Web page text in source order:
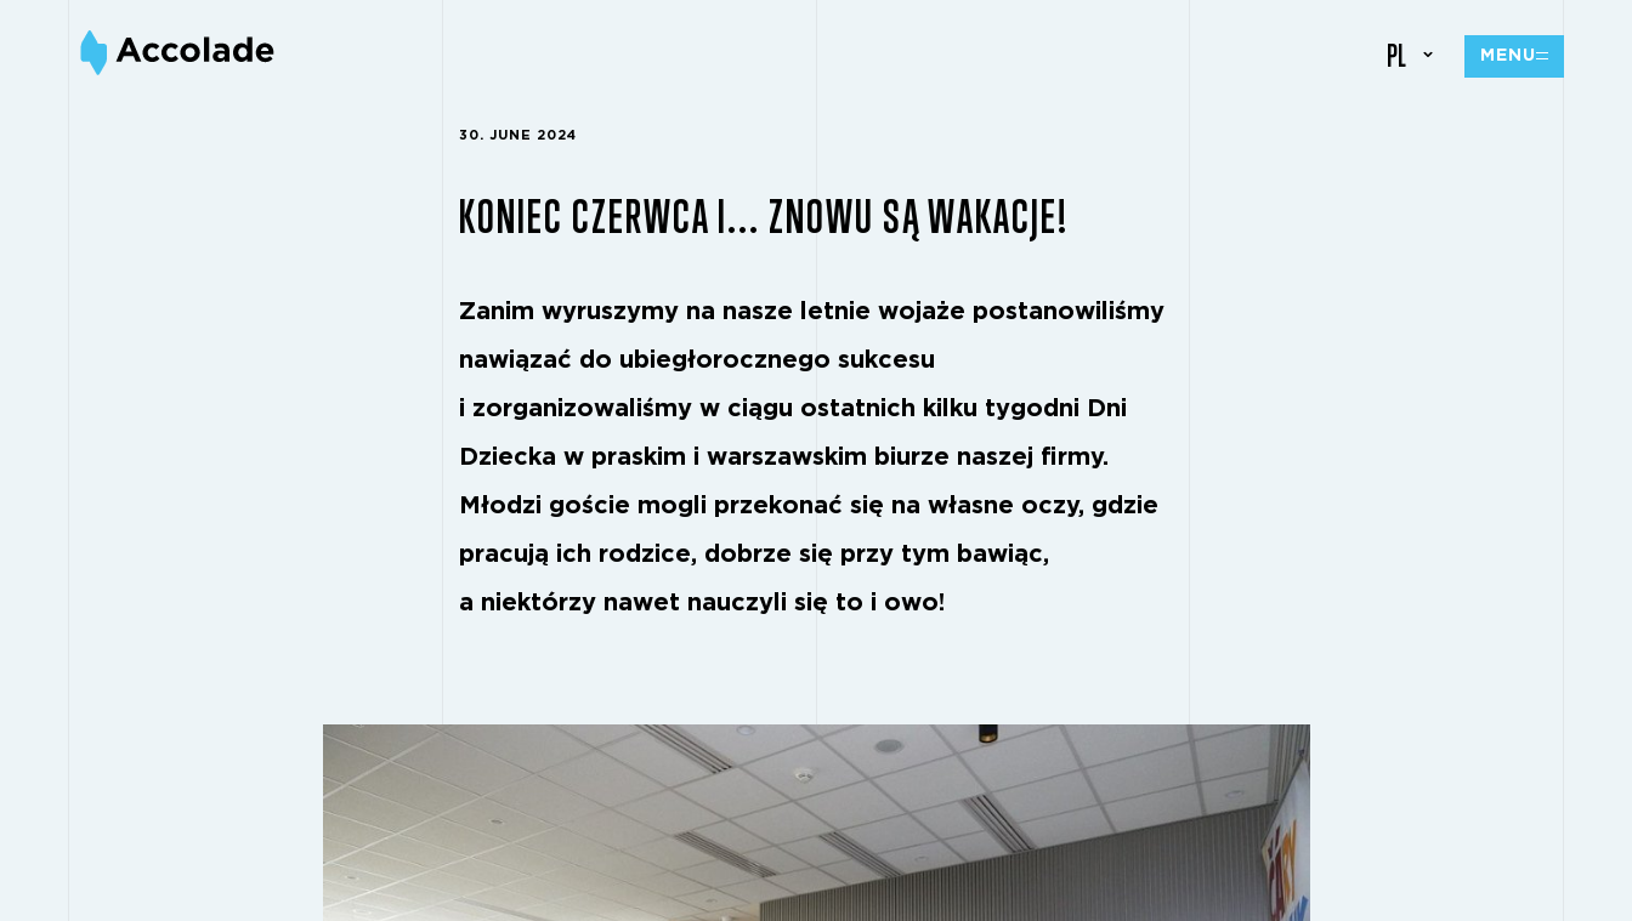
PL MENU
30. JUNE 2024
KONIEC CZERWCA I... ZNOWU SĄ WAKACJE!
Zanim wyruszymy na nasze letnie wojaże postanowiliśmy
nawiązać do ubiegłorocznego sukcesu
i zorganizowaliśmy w ciągu ostatnich kilku tygodni Dni
Dziecka w praskim i warszawskim biurze naszej firmy.
Młodzi goście mogli przekonać się na własne oczy, gdzie
pracują ich rodzice, dobrze się przy tym bawiąc,
a niektórzy nawet nauczyli się to i owo!